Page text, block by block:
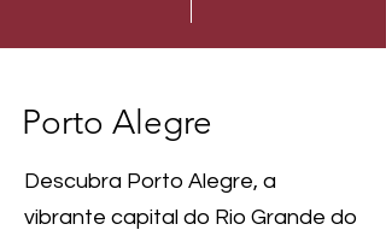
Porto Alegre
Descubra Porto Alegre, a
vibrante capital do Rio Grande do